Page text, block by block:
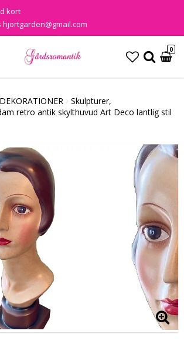
kort
hjortgarden@gmail.com
0
DEKORATIONER
Skulpturer,
retro antik skylthuvud Art Deco lantlig stil